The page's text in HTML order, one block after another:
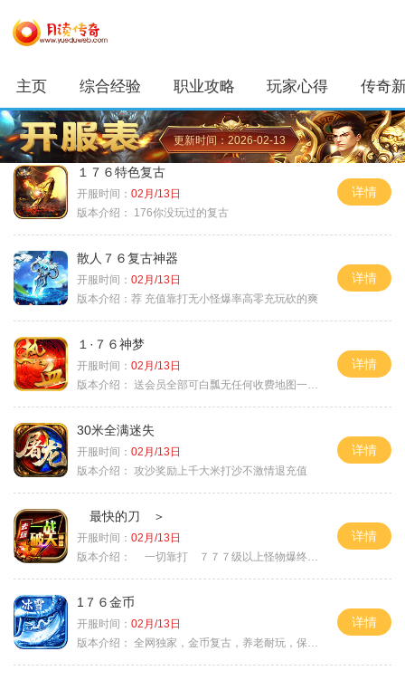
主页 综合经验 职业攻略 玩家心得 传奇
更新时间：2026-02-13
１７６特色复古
开服时间： 02月/13日
版本介绍：
176你没玩过的复古
详情
散人７６复古神器
开服时间： 02月/13日
版本介绍： 荐 充值靠打无小怪爆率高零充玩砍的爽
详情
１·７６神梦
开服时间： 02月/13日
版本介绍： 送会员全部可白瓢无任何收费地图一切靠打
详情
30米全满迷失
开服时间： 02月/13日
版本介绍： 攻沙奖励上千大米打沙不激情退充值
详情
最快的刀 ＞
开服时间： 02月/13日
版本介绍：
一切靠打 ７７７级以上怪物爆终极 ＞
详情
1７６金币
开服时间： 02月/13日
版本介绍： 全网独家，金币复古，养老耐玩，保底回収
详情